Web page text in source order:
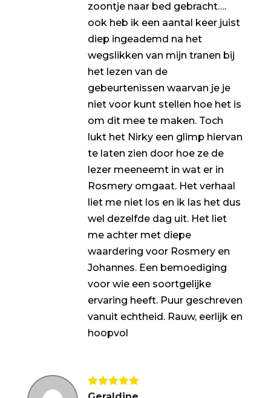
zoontje naar bed gebracht….
ook heb ik een aantal keer juist
diep ingeademd na het
wegslikken van mijn tranen bij
het lezen van de
gebeurtenissen waarvan je je
niet voor kunt stellen hoe het is
om dit mee te maken. Toch
lukt het Nirky een glimp hiervan
te laten zien door hoe ze de
lezer meeneemt in wat er in
Rosmery omgaat. Het verhaal
liet me niet los en ik las het dus
wel dezelfde dag uit. Het liet
me achter met diepe
waardering voor Rosmery en
Johannes. Een bemoediging
voor wie een soortgelijke
ervaring heeft. Puur geschreven
vanuit echtheid. Rauw, eerlijk en
hoopvol
Gewaardeerd